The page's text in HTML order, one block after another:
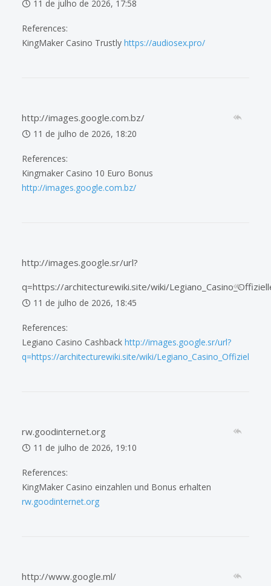
11 de julho de 2026, 17:58
References:
KingMaker Casino Trustly https://audiosex.pro/
http://images.google.com.bz/
11 de julho de 2026, 18:20
References:
Kingmaker Casino 10 Euro Bonus
http://images.google.com.bz/
http://images.google.sr/url?
q=https://architecturewiki.site/wiki/
11 de julho de 2026, 18:45
References:
Legiano Casino Cashback http://images.google.sr/url?
q=https://architecturewiki.site/wiki/
rw.goodinternet.org
11 de julho de 2026, 19:10
References:
KingMaker Casino einzahlen und Bonus erhalten
rw.goodinternet.org
http://www.google.ml/